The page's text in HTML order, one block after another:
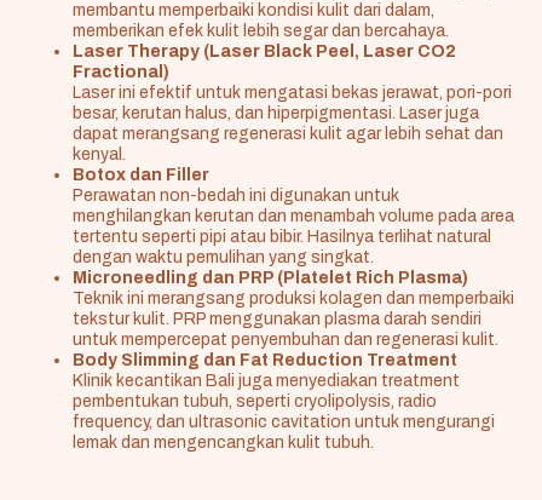
membantu memperbaiki kondisi kulit dari dalam,
memberikan efek kulit lebih segar dan bercahaya.
Laser Therapy (Laser Black Peel, Laser CO2
Fractional)
Laser ini efektif untuk mengatasi bekas jerawat, pori-pori
besar, kerutan halus, dan hiperpigmentasi. Laser juga
dapat merangsang regenerasi kulit agar lebih sehat dan
kenyal.
Botox dan Filler
Perawatan non-bedah ini digunakan untuk
menghilangkan kerutan dan menambah volume pada area
tertentu seperti pipi atau bibir. Hasilnya terlihat natural
dengan waktu pemulihan yang singkat.
Microneedling dan PRP (Platelet Rich Plasma)
Teknik ini merangsang produksi kolagen dan memperbaiki
tekstur kulit. PRP menggunakan plasma darah sendiri
untuk mempercepat penyembuhan dan regenerasi kulit.
Body Slimming dan Fat Reduction Treatment
Klinik kecantikan Bali juga menyediakan treatment
pembentukan tubuh, seperti cryolipolysis, radio
frequency, dan ultrasonic cavitation untuk mengurangi
lemak dan mengencangkan kulit tubuh.